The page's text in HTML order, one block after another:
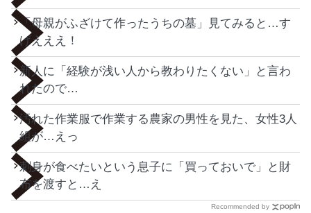
「母親がふざけて作ったうちの墓」見てみると…す
げえええ！
新人に「経験が浅い人から教わりたくない」と言わ
れたので…
汚れた作業服で作業する農家の男性を見た、女性3人
組が…えっ
刺身が食べたいという息子に「買っておいで」と財
布を渡すと…え
Recommended by